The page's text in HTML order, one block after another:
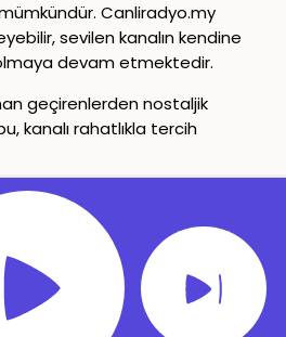
Canliradyo.my
sevilen kanalın kendine
devam etmektedir.
geçirenlerden nostaljik
kanalı rahatlıkla tercih